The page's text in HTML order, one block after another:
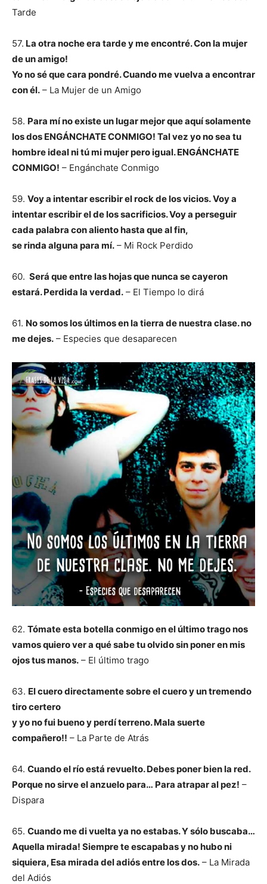
Tarde
57. La otra noche era tarde y me encontré. Con la mujer
de un amigo!
Yo no sé que cara pondré. Cuando me vuelva a encontrar
con él. – La Mujer de un Amigo
58. Para mí no existe un lugar mejor que aquí solamente
los dos ENGÁNCHATE CONMIGO! Tal vez yo no sea tu
hombre ideal ni tú mi mujer pero igual. ENGÁNCHATE
CONMIGO! – Engánchate Conmigo
59. Voy a intentar escribir el rock de los vicios.Voy a
intentar escribir el de los sacrificios.Voy a perseguir
cada palabra con aliento hasta que al fin,
se rinda alguna para mí. – Mi Rock Perdido
60. Será que entre las hojas que nunca se cayeron
estará. Perdida la verdad. – El Tiempo lo dirá
61. No somos los últimos en la tierra de nuestra clase. no
me dejes. – Especies que desaparecen
62. Tómate esta botella conmigo en el último trago nos
vamos quiero ver a qué sabe tu olvido sin poner en mis
ojos tus manos. – El último trago
63. El cuero directamente sobre el cuero y un tremendo
tiro certero
y yo no fui bueno y perdí terreno. Mala suerte
compañero!! – La Parte de Atrás
64. Cuando el río está revuelto. Debes poner bien la red.
Porque no sirve el anzuelo para… Para atrapar al pez! –
Dispara
65. Cuando me di vuelta ya no estabas. Y sólo buscaba…
Aquella mirada! Siempre te escapabas y no hubo ni
siquiera, Esa mirada del adiós entre los dos. – La Mirada
del Adiós